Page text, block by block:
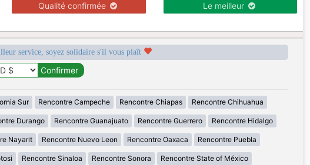
Qualité confirmée Le meilleur
service, soyez solidaire s'il vous plaît
Sur Rencontre Campeche Rencontre Chiapas Rencontre Chihuahua
Durango Rencontre Guanajuato Rencontre Guerrero Rencontre Hidalgo
Nayarit Rencontre Nuevo Leon Rencontre Oaxaca Rencontre Puebla
Rencontre Sinaloa Rencontre Sonora Rencontre State of México